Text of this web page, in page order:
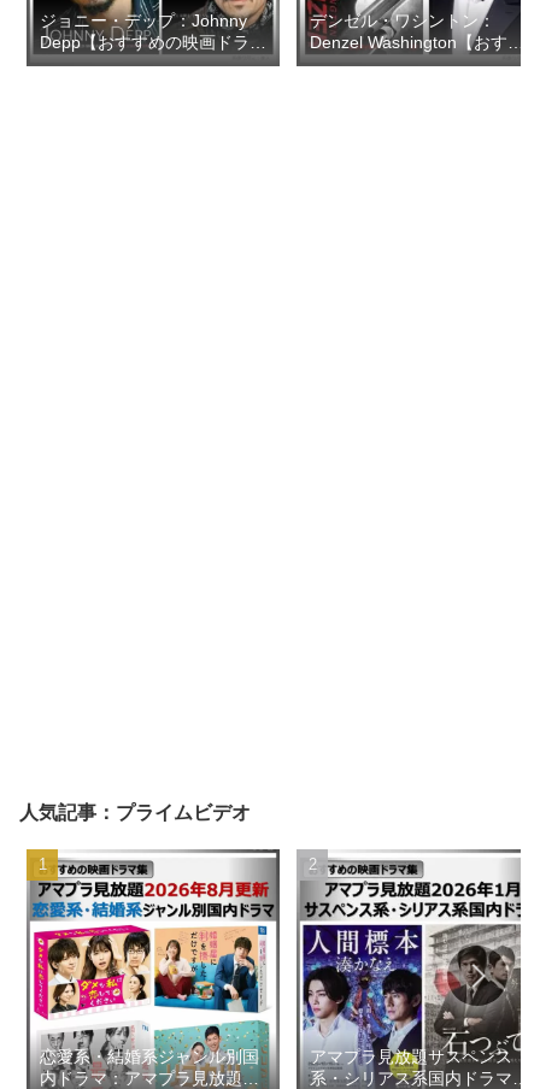
ジョニー・デップ：Johnny
Depp【おすすめの映画ドラマ
集】
デンゼル・ワシントン：
Denzel Washington【おすす
めの映画ドラマ集】
人気記事：プライムビデオ
恋愛系・結婚系ジャンル別国
内ドラマ：アマプラ見放題
アマプラ見放題サスペンス
系・シリアス系国内ドラマ